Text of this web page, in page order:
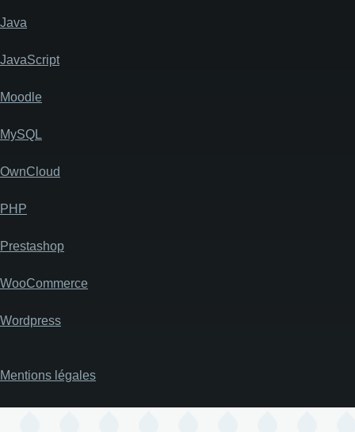
Java
JavaScript
Moodle
MySQL
OwnCloud
PHP
Prestashop
WooCommerce
Wordpress
Pied
page
Mentions légales